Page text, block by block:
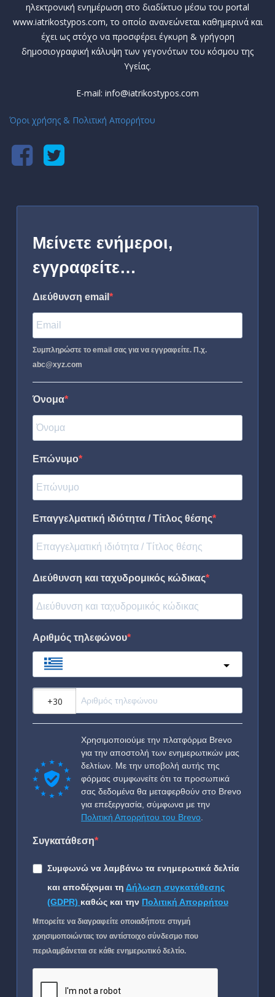
ηλεκτρονική ενημέρωση στο διαδίκτυο μέσω του portal
www.iatrikostypos.com, το οποίο ανανεώνεται καθημερινά και
έχει ως στόχο να προσφέρει έγκυρη & γρήγορη
δημοσιογραφική κάλυψη των γεγονότων του κόσμου της
Υγείας.
E-mail: info@iatrikostypos.com
Όροι χρήσης & Πολιτική Απορρήτου
Μείνετε ενήμεροι,
εγγραφείτε…
Διεύθυνση email
Συμπληρώστε το email σας για να εγγραφείτε. Π.χ.
abc@xyz.com
Όνομα
Επώνυμο
Επαγγελματική ιδιότητα / Τίτλος θέσης
Διεύθυνση και ταχυδρομικός κώδικας
Αριθμός τηλεφώνου
Χρησιμοποιούμε την πλατφόρμα Brevo
για την αποστολή των ενημερωτικών μας
δελτίων. Με την υποβολή αυτής της
φόρμας συμφωνείτε ότι τα προσωπικά
σας δεδομένα θα μεταφερθούν στο Brevo
για επεξεργασία, σύμφωνα με την
Πολιτική Απορρήτου του Brevo
Συγκατάθεση
Συμφωνώ να λαμβάνω τα ενημερωτικά δελτία
και αποδέχομαι τη Δήλωση συγκατάθεσης
(GDPR) καθώς και την Πολιτική Απορρήτου
Μπορείτε να διαγραφείτε οποιαδήποτε στιγμή
χρησιμοποιώντας τον αντίστοιχο σύνδεσμο που
περιλαμβάνεται σε κάθε ενημερωτικό δελτίο.